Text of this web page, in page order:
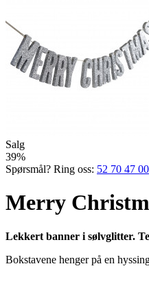
Salg
39%
Spørsmål? Ring oss: 52 70 47 00
Merry
Lekkert banner i sølvglitter.
Bokstavene henger på en